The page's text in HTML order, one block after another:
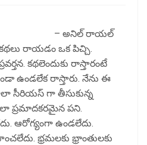
రాయల్
రాయడం ఒక పిచ్చి.
కథలెందుకు రాస్తారంటే
ఉండలేక రాస్తారు. నేను ఈ
సీరియస్ గా తీసుకున్న
ప్రమాదకరమైన పని.
ఆరోగ్యంగా ఉండలేదు.
భ్రమలకు భ్రాంతులకు